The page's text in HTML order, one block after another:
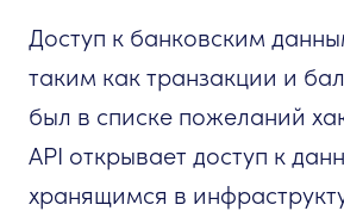
Доступ к банковским
таким как транзакции и
был в списке пожеланий
API открывает доступ к
хранящимся в